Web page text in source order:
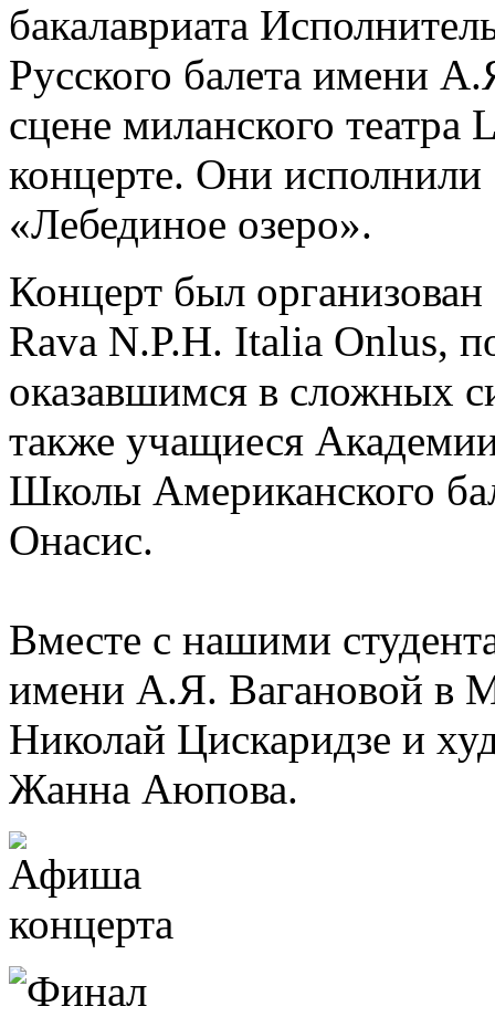
бакалавриата
Русского балета имени
сцене миланского театра
концерте. Они исполнили
«Лебединое озеро».
Концерт был
Rava N.P.H. Italia Onlus,
оказавшимся в сложных
также учащиеся
Школы Американского
Онасис.
Вместе с нашими
имени А.Я. Вагановой в
Николай Цискаридзе и
Жанна Аюпова.